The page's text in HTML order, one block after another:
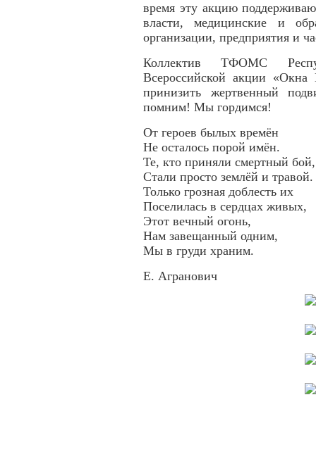
время эту акцию
власти, медицинские и
организации, предприятия и
Коллектив ТФОМС
Всероссийской акции
принизить жертвенный
помним! Мы гордимся!
От героев былых времён
Не осталось порой имён.
Те, кто приняли смертный бой,
Стали просто землёй и травой.
Только грозная доблесть их
Поселилась в сердцах живых,
Этот вечный огонь,
Нам завещанный одним,
Мы в груди храним.
Е. Агранович